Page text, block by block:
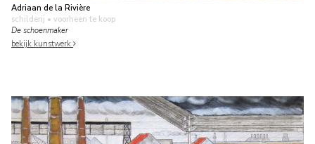
Adriaan de la Rivière
schilderij • voorheen te koop
De schoenmaker
bekijk kunstwerk